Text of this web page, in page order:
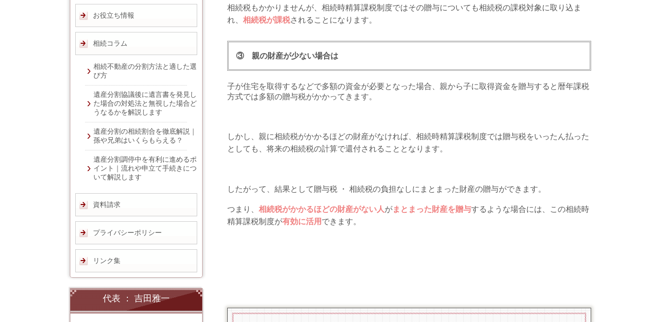
相続税もかかりませんが、相続時精算課税制度ではその贈与についても相続税の課税対象に取り込ま
れ、 相続税が課税されることになります。
③ 親の財産が少ない場合は
子が住宅を取得するなどで多額の資金が必要となった場合、親から子に取得資金を贈与すると暦年課税
方式では多額の贈与税がかかってきます。
しかし、親に相続税がかかるほどの財産がなければ、相続時精算課税制度では贈与税をいったん払った
としても、将来の相続税の計算で還付されることとなります。
したがって、結果として贈与税 ・ 相続税の負担なしにまとまった財産の贈与ができます。
つまり、 相続税がかかるほどの財産がない人がまとまった財産を贈与するような場合には、この相続時
精算課税制度が有効に活用 できます。
お役立ち情報
相続コラム
相続不動産の分割方法と適した選
び方
遺産分割協議後に遺言書を発見し
た場合の対処法と無視した場合ど
うなるかを解説します
遺産分割の相続割合を徹底解説｜
孫や兄弟はいくらもらえる？
遺産分割調停中を有利に進めるポ
イント｜流れや申立て手続きにつ
いて解説します
資料請求
プライバシーポリシー
リンク集
代表 ： 吉田雅一